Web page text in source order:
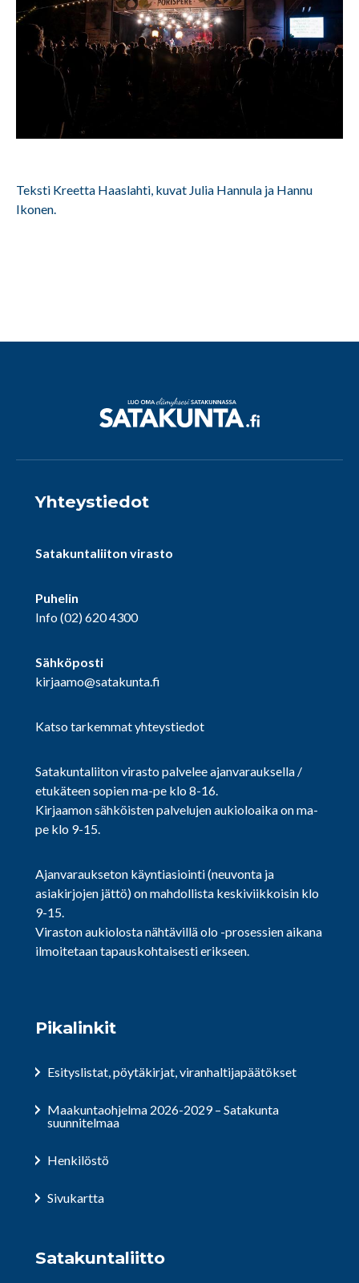
Teksti Kreetta Haaslahti, kuvat Julia Hannula ja Hannu
Ikonen.
Yhteystiedot
Satakuntaliiton virasto
Puhelin
Info(02) 620 4300
Sähköposti
kirjaamo@satakunta.fi
Katso tarkemmat yhteystiedot
Satakuntaliiton virasto palvelee ajanvarauksella /
etukäteen sopien ma-pe klo 8-16.
Kirjaamon sähköisten palvelujen aukioloaika on ma-
pe klo 9-15.
Ajanvaraukseton käyntiasiointi (neuvonta ja
asiakirjojen jättö) on mahdollista keskiviikkoisin klo
9-15.
Viraston aukiolosta nähtävillä olo -prosessien aikana
ilmoitetaan tapauskohtaisesti erikseen.
Pikalinkit
Esityslistat, pöytäkirjat, viranhaltijapäätökset
Maakuntaohjelma 2026-2029 – Satakunta
suunnitelmaa
Henkilöstö
Sivukartta
Satakuntaliitto